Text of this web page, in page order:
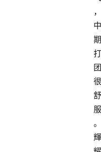
，
中
期
打
团
很
舒
服
。
輝